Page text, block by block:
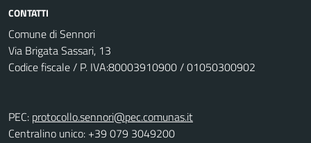
CONTATTI
Comune di Sennori
Via Brigata Sassari, 13
Codice fiscale / P. IVA:80003910900 / 01050300902
PEC: protocollo.sennori@pec.comunas.it
Centralino unico: +39 079 3049200